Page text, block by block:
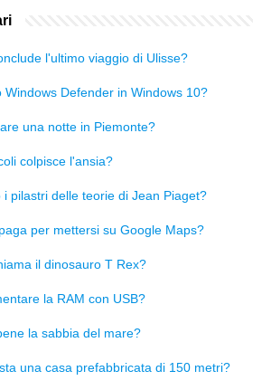
l'ultimo viaggio di Ulisse?
Windows Defender in Windows 10?
una notte in Piemonte?
colpisce l'ansia?
i pilastri delle teorie di Jean Piaget?
per mettersi su Google Maps?
il dinosauro T Rex?
la RAM con USB?
la sabbia del mare?
una casa prefabbricata di 150 metri?